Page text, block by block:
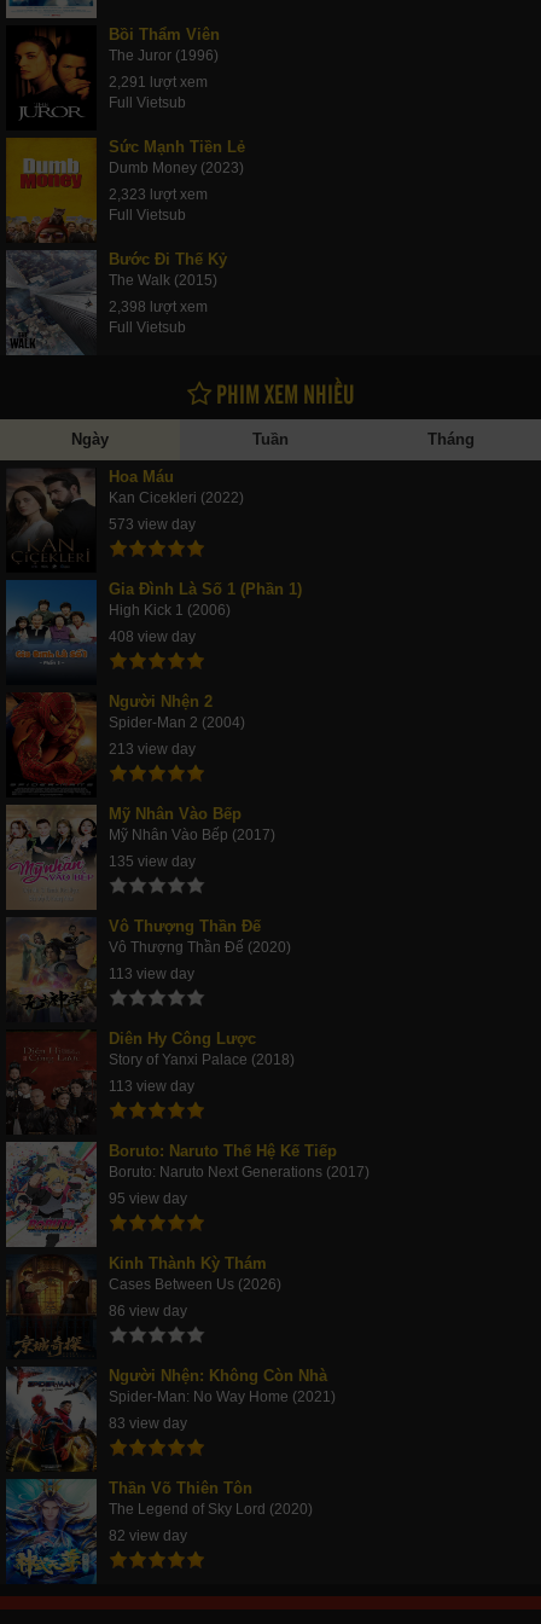
Bồi Thẩm Viên
The Juror (1996)
2,291 lượt xem
Full Vietsub
Sức Mạnh Tiền Lẻ
Dumb Money (2023)
2,323 lượt xem
Full Vietsub
Bước Đi Thế Kỷ
The Walk (2015)
2,398 lượt xem
Full Vietsub
PHIM XEM NHIỀU
Ngày Tuần Tháng
Hoa Máu
Kan Cicekleri (2022)
573 view day
Gia Đình Là Số 1 (Phần 1)
High Kick 1 (2006)
408 view day
Người Nhện 2
Spider-Man 2 (2004)
213 view day
Mỹ Nhân Vào Bếp
Mỹ Nhân Vào Bếp (2017)
135 view day
Vô Thượng Thần Đế
Vô Thượng Thần Đế (2020)
113 view day
Diên Hy Công Lược
Story of Yanxi Palace (2018)
113 view day
Boruto: Naruto Thế Hệ Kế Tiếp
Boruto: Naruto Next Generations (2017)
95 view day
Kinh Thành Kỳ Thám
Cases Between Us (2026)
86 view day
Người Nhện: Không Còn Nhà
Spider-Man: No Way Home (2021)
83 view day
Thần Võ Thiên Tôn
The Legend of Sky Lord (2020)
82 view day